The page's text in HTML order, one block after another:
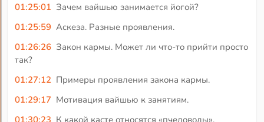
01:25:01 Зачем вайшью занимается йогой?
01:25:59 Аскеза. Разные проявления.
01:26:26 Закон кармы. Может ли что-то прийти просто
так?
01:27:12 Примеры проявления закона кармы.
01:29:17 Мотивация вайшью к занятиям.
01:30:23 К какой касте относятся «пчеловоды».